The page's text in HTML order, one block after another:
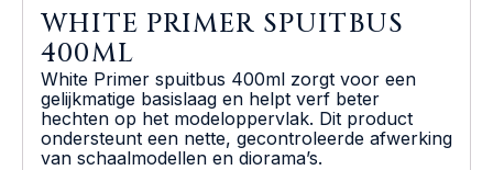
WHITE PRIMER SPUITBUS
400ML
White Primer spuitbus 400ml zorgt voor een
gelijkmatige basislaag en helpt verf beter
hechten op het modeloppervlak. Dit product
ondersteunt een nette, gecontroleerde afwerking
van schaalmodellen en diorama’s.